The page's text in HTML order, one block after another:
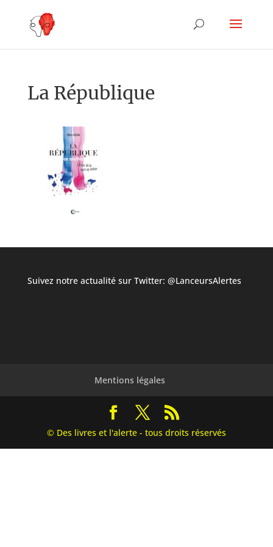
La République
Suivez notre actualité sur Twitter: @LanceursAlertes
Mentions légales
© Des livres et l'alerte - tous droits réservés